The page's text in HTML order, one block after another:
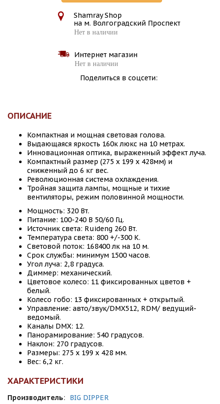
Shamray Shop
на м. Волгоградский Проспект
Нет в наличии
Интернет магазин
Нет в наличии
Поделиться в соцсети:
ОПИСАНИЕ
Компактная и мощная световая голова.
Выдающаяся яркость 160к люкс на 10 метрах.
Инновационная оптика, выраженный эффект луча.
Компактный размер (275 х 199 х 428мм) и
сниженный до 6 кг вес.
Революционная система охлаждения.
Тройная защита лампы, мощные и тихие
вентиляторы, режим половинной мощности.
Мощность: 320 Вт.
Питание: 100-240 В 50/60 Гц.
Источник света: Ruideng 260 Вт.
Температура света: 800 +/-300 К.
Световой поток: 168400 лк на 10 м.
Срок службы: минимум 1500 часов.
Угол луча: 2,8 градуса.
Диммер: механический.
Цветовое колесо: 11 фиксированных цветов +
белый.
Колесо гобо: 13 фиксированных + открытый.
Управление: авто/звук/DMX512, RDM/ ведущий-
ведомый.
Каналы DMX: 12.
Панорамирование: 540 градусов.
Наклон: 270 градусов.
Размеры: 275 х 199 х 428 мм.
Вес: 6,2 кг.
ХАРАКТЕРИСТИКИ
Производитель: BIG DIPPER